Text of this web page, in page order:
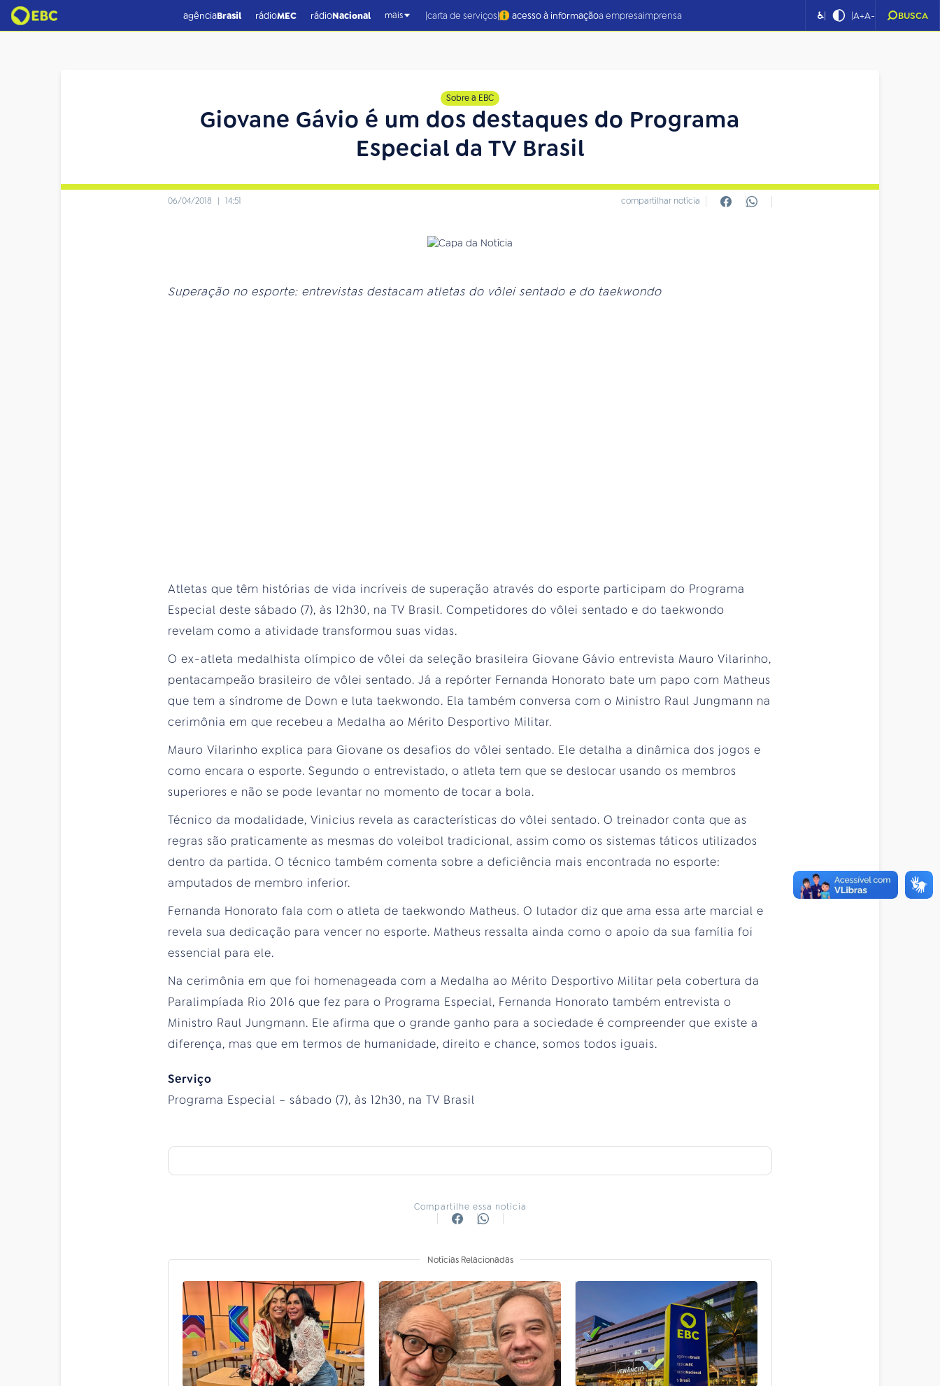
agênciaBrasil rádioMEC rádioNacional mais |carta de serviços| acesso à informaçãoa empresaimprensa ♿| |A+A- BUSCA
Sobre a EBC
Giovane Gávio é um dos destaques do Programa
Especial da TV Brasil
06/04/2018 | 14:51 compartilhar notícia
Superação no esporte: entrevistas destacam atletas do vôlei sentado e do taekwondo
Atletas que têm histórias de vida incríveis de superação através do esporte participam do Programa
Especial deste sábado (7), às 12h30, na TV Brasil. Competidores do vôlei sentado e do taekwondo
revelam como a atividade transformou suas vidas.
O ex-atleta medalhista olímpico de vôlei da seleção brasileira Giovane Gávio entrevista Mauro Vilarinho,
pentacampeão brasileiro de vôlei sentado. Já a repórter Fernanda Honorato bate um papo com Matheus
que tem a síndrome de Down e luta taekwondo. Ela também conversa com o Ministro Raul Jungmann na
cerimônia em que recebeu a Medalha ao Mérito Desportivo Militar.
Mauro Vilarinho explica para Giovane os desafios do vôlei sentado. Ele detalha a dinâmica dos jogos e
como encara o esporte. Segundo o entrevistado, o atleta tem que se deslocar usando os membros
superiores e não se pode levantar no momento de tocar a bola.
Técnico da modalidade, Vinicius revela as características do vôlei sentado. O treinador conta que as
regras são praticamente as mesmas do voleibol tradicional, assim como os sistemas táticos utilizados
dentro da partida. O técnico também comenta sobre a deficiência mais encontrada no esporte:
amputados de membro inferior.
Fernanda Honorato fala com o atleta de taekwondo Matheus. O lutador diz que ama essa arte marcial e
revela sua dedicação para vencer no esporte. Matheus ressalta ainda como o apoio da sua família foi
essencial para ele.
Na cerimônia em que foi homenageada com a Medalha ao Mérito Desportivo Militar pela cobertura da
Paralimpíada Rio 2016 que fez para o Programa Especial, Fernanda Honorato também entrevista o
Ministro Raul Jungmann. Ele afirma que o grande ganho para a sociedade é compreender que existe a
diferença, mas que em termos de humanidade, direito e chance, somos todos iguais.
Serviço
Programa Especial – sábado (7), às 12h30, na TV Brasil
Compartilhe essa notícia
Notícias Relacionadas